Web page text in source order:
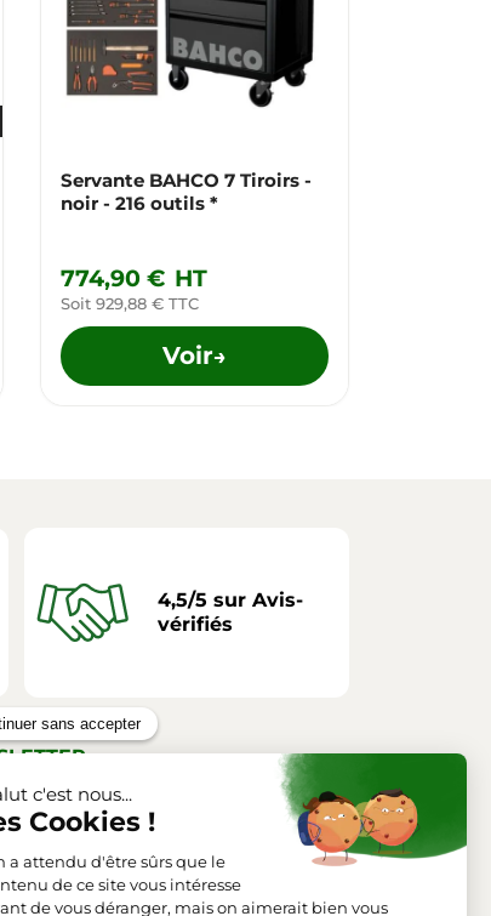
Servante BAHCO 7 Tiroirs -
noir - 216 outils *
774,90 € HT
Soit 929,88 € TTC
Voir→
4,5/5 sur Avis-
vérifiés
vous désinscrire à tout
Vous trouverez pour cela nos
de contact dans les conditions
du site.